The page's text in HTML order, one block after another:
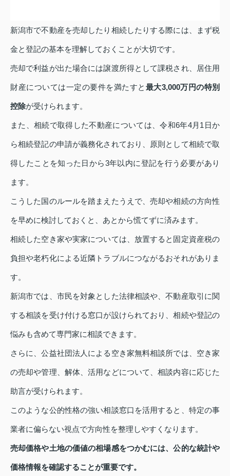
新潟市で不動産を売却したり相続したりする際には、まず税
金と登記の基本を理解しておくことが大切です。
売却で利益が出た場合には譲渡所得として課税され、居住用
財産については一定の要件を満たすと 最大3,000万円の特別
控除が受けられます。
また、相続で取得した不動産については、令和6年4月1日か
ら相続登記の申請が義務化されており、原則として相続で取
得したことを知った日から3年以内に登記を行う必要があり
ます。
こうした国のルールを踏まえたうえで、売却や相続の方向性
を早めに検討しておくと、あとから慌てずに済みます。
相続した空き家や実家については、放置すると固定資産税の
負担や老朽化による近隣トラブルにつながるおそれがありま
す。
新潟市では、市民を対象とした法律相談や、不動産取引に関
する相談を受け付ける窓口が設けられており、相続や登記の
悩みも含めて専門家に相談できます。
さらに、公益社団法人による空き家無料相談所では、空き家
の売却や管理、解体、活用などについて、相談内容に応じた
助言が受けられます。
このような公的性格の強い相談窓口を活用すると、特定の事
業者に偏らない視点で方向性を整理しやすくなります。
売却価格や土地の価値の相場感をつかむには、公的な統計や
価格情報を確認することが重要です。